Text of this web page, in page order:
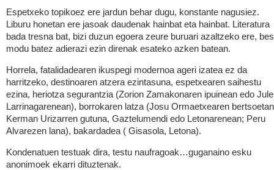
Espetxeko topikoez ere jardun behar dugu, konstante nagusiez.
Liburu honetan ere jasoak daudenak hainbat eta hainbat. Literatura
bada tresna bat, bizi duzun egoera zeure buruari azaltzeko ere,
modu batez adierazi ezin direnak esateko azken batean.
Horrela, fatalidadearen ikuspegi modernoa ageri izatea ez da
harritzeko, destinoaren atzera ezintasuna, espetxearen saihestu
ezina, heriotza segurantzia (Zorion Zamakonaren ipuinean edo
Larrinagarenean), borrokaren latza (Josu Ormaetxearen
Kerman Urizarren gutuna, Gaztelumendi edo Letonarenean; Peru
Alvarezen lana), bakardadea ( Gisasola, Letona).
Kondenatuen testuak dira, testu naufragoak…guganaino esku
anonimoek ekarri dituztenak.